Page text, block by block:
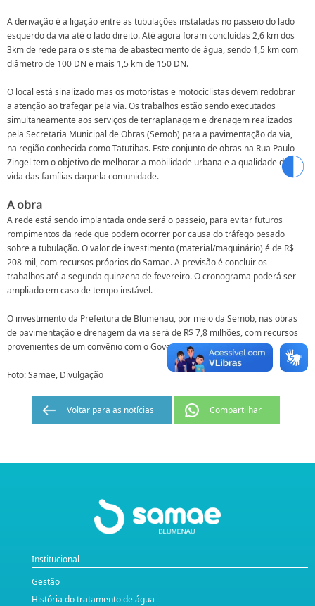
A derivação é a ligação entre as tubulações instaladas no passeio do lado
esquerdo da via até o lado direito. Até agora foram concluídas 2,6 km dos
3km de rede para o sistema de abastecimento de água, sendo 1,5 km com
diâmetro de 100 DN e mais 1,5 km de 150 DN.
O local está sinalizado mas os motoristas e motociclistas devem redobrar
a atenção ao trafegar pela via. Os trabalhos estão sendo executados
simultaneamente aos serviços de terraplanagem e drenagem realizados
pela Secretaria Municipal de Obras (Semob) para a pavimentação da via,
na região conhecida como Tatutibas. Este conjunto de obras na Rua Paulo
Zingel tem o objetivo de melhorar a mobilidade urbana e a qualidade de
vida das famílias daquela comunidade.
A obra
A rede está sendo implantada onde será o passeio, para evitar futuros
rompimentos da rede que podem ocorrer por causa do tráfego pesado
sobre a tubulação. O valor de investimento (material/maquinário) é de R$
208 mil, com recursos próprios do Samae. A previsão é concluir os
trabalhos até a segunda quinzena de fevereiro. O cronograma poderá ser
ampliado em caso de tempo instável.
O investimento da Prefeitura de Blumenau, por meio da Semob, nas obras
de pavimentação e drenagem da via será de R$ 7,8 milhões, com recursos
provenientes de um convênio com o Governo do Estado.
Foto: Samae, Divulgação
Voltar para as notícias Compartilhar
Institucional
Gestão
História do tratamento de água